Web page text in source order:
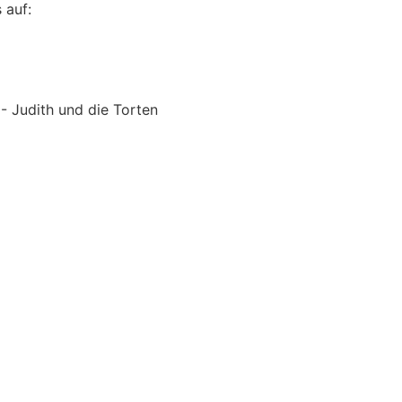
auf:
Judith und die Torten